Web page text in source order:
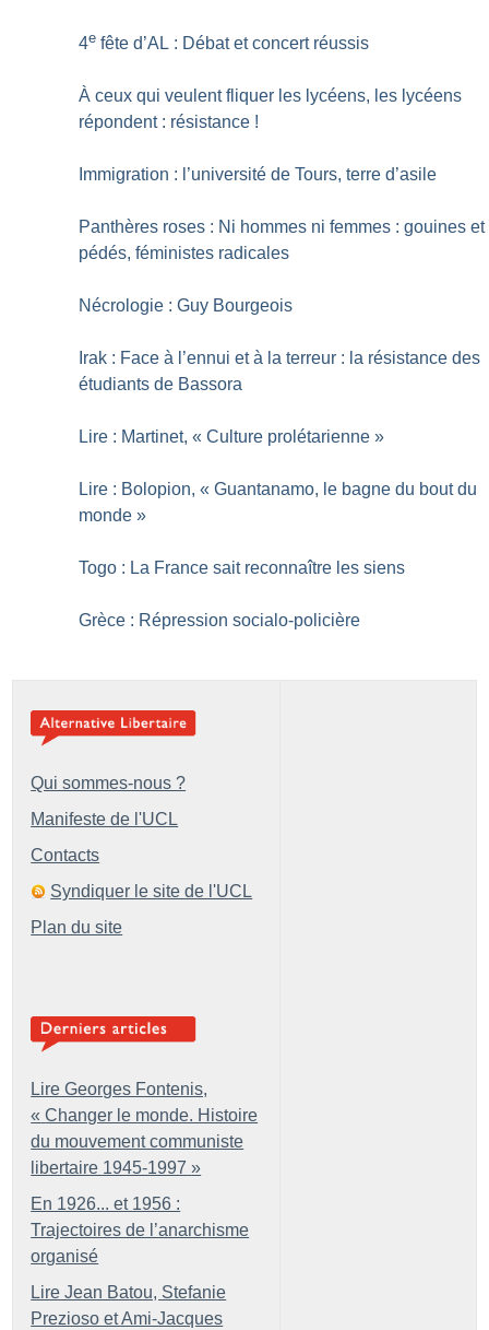
4e fête d’AL : Débat et concert réussis
À ceux qui veulent fliquer les lycéens, les lycéens
répondent : résistance !
Immigration : l’université de Tours, terre d’asile
Panthères roses : Ni hommes ni femmes : gouines et
pédés, féministes radicales
Nécrologie : Guy Bourgeois
Irak : Face à l’ennui et à la terreur : la résistance des
étudiants de Bassora
Lire : Martinet, « Culture prolétarienne »
Lire : Bolopion, « Guantanamo, le bagne du bout du
monde »
Togo : La France sait reconnaître les siens
Grèce : Répression socialo-policière
Qui sommes-nous ?
Manifeste de l'UCL
Contacts
Syndiquer le site de l'UCL
Plan du site
Lire Georges Fontenis,
« Changer le monde. Histoire
du mouvement communiste
libertaire 1945-1997 »
En 1926... et 1956 :
Trajectoires de l’anarchisme
organisé
Lire Jean Batou, Stefanie
Prezioso et Ami-Jacques